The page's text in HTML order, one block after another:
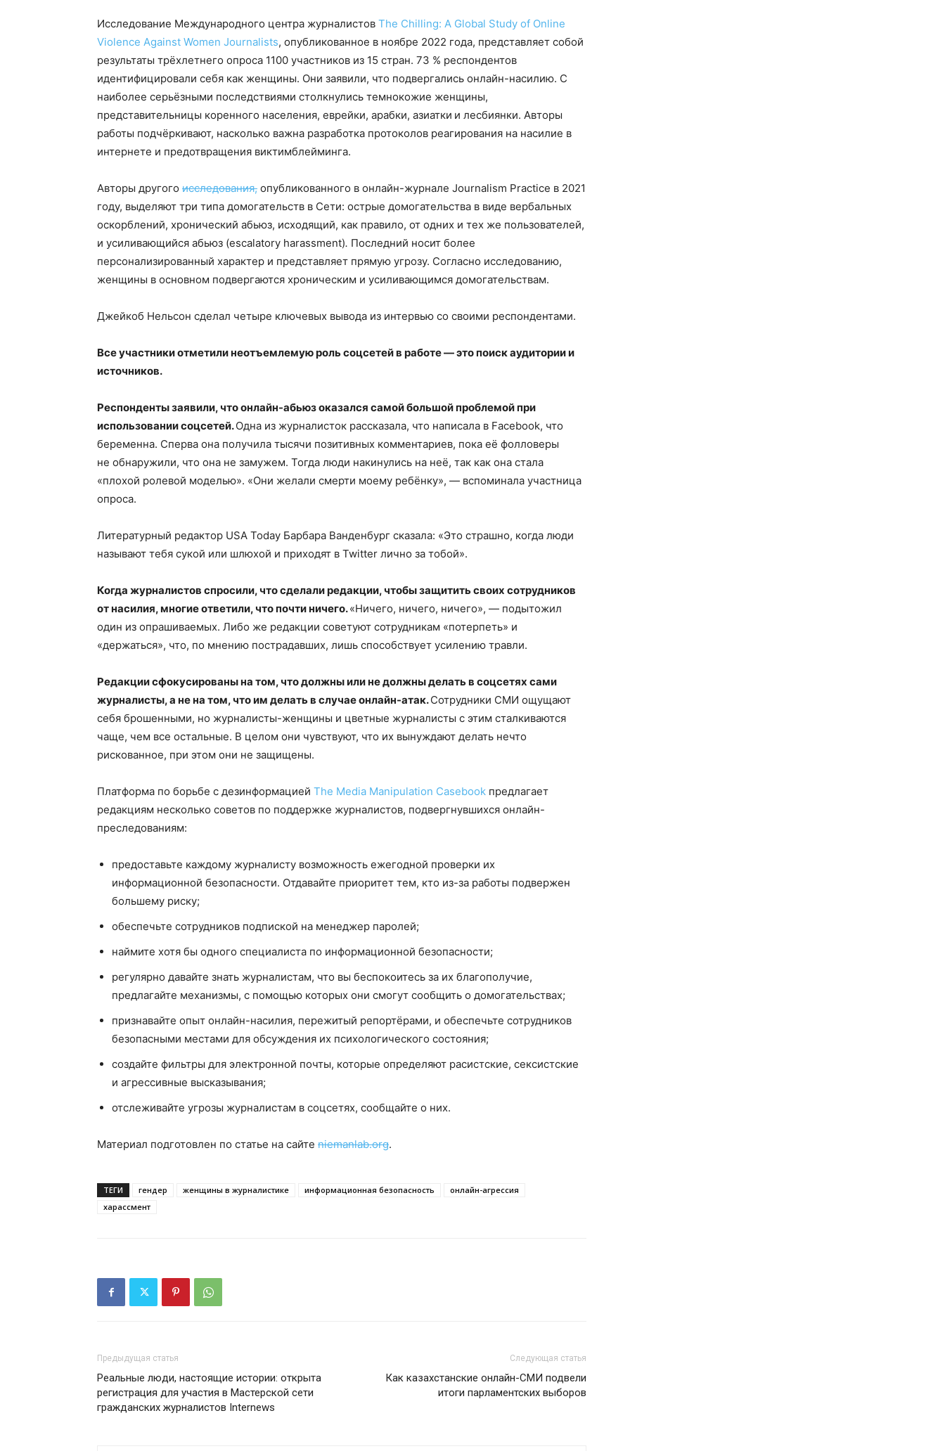
Исследование Международного центра журналистов The Chilling: A Global Study of Online
Violence Against Women Journalists, опубликованное в ноябре 2022 года, представляет собой
результаты трёхлетнего опроса 1100 участников из 15 стран. 73 % респондентов
идентифицировали себя как женщины. Они заявили, что подвергались онлайн-насилию. С
наиболее серьёзными последствиями столкнулись темнокожие женщины,
представительницы коренного населения, еврейки, арабки, азиатки и лесбиянки. Авторы
работы подчёркивают, насколько важна разработка протоколов реагирования на насилие в
интернете и предотвращения виктимблейминга.
Авторы другого исследования, опубликованного в онлайн-журнале Journalism Practice в 2021
году, выделяют три типа домогательств в Сети: острые домогательства в виде вербальных
оскорблений, хронический абьюз, исходящий, как правило, от одних и тех же пользователей,
и усиливающийся абьюз (escalatory harassment). Последний носит более
персонализированный характер и представляет прямую угрозу. Согласно исследованию,
женщины в основном подвергаются хроническим и усиливающимся домогательствам.
Джейкоб Нельсон сделал четыре ключевых вывода из интервью со своими респондентами.
Все участники отметили неотъемлемую роль соцсетей в работе — это поиск аудитории и
источников.
Респонденты заявили, что онлайн-абьюз оказался самой большой проблемой при
использовании соцсетей.Одна из журналисток рассказала, что написала в Facebook, что
беременна. Сперва она получила тысячи позитивных комментариев, пока её фолловеры
не обнаружили, что она не замужем. Тогда люди накинулись на неё, так как она стала
«плохой ролевой моделью». «Они желали смерти моему ребёнку», — вспоминала участница
опроса.
Литературный редактор USA Today Барбара Ванденбург сказала: «Это страшно, когда люди
называют тебя сукой или шлюхой и приходят в Twitter лично за тобой».
Когда журналистов спросили, что сделали редакции, чтобы защитить своих сотрудников
от насилия, многие ответили, что почти ничего.«Ничего, ничего, ничего», — подытожил
один из опрашиваемых. Либо же редакции советуют сотрудникам «потерпеть» и
«держаться», что, по мнению пострадавших, лишь способствует усилению травли.
Редакции сфокусированы на том, что должны или не должны делать в соцсетях сами
журналисты, а не на том, что им делать в случае онлайн-атак.Сотрудники СМИ ощущают
себя брошенными, но журналисты-женщины и цветные журналисты с этим сталкиваются
чаще, чем все остальные. В целом они чувствуют, что их вынуждают делать нечто
рискованное, при этом они не защищены.
Платформа по борьбе с дезинформацией The Media Manipulation Casebook предлагает
редакциям несколько советов по поддержке журналистов, подвергнувшихся онлайн-
преследованиям:
предоставьте каждому журналисту возможность ежегодной проверки их
информационной безопасности. Отдавайте приоритет тем, кто из-за работы подвержен
большему риску;
обеспечьте сотрудников подпиской на менеджер паролей;
наймите хотя бы одного специалиста по информационной безопасности;
регулярно давайте знать журналистам, что вы беспокоитесь за их благополучие,
предлагайте механизмы, с помощью которых они смогут сообщить о домогательствах;
признавайте опыт онлайн-насилия, пережитый репортёрами, и обеспечьте сотрудников
безопасными местами для обсуждения их психологического состояния;
создайте фильтры для электронной почты, которые определяют расистские, сексистские
и агрессивные высказывания;
отслеживайте угрозы журналистам в соцсетях, сообщайте о них.
Материал подготовлен по статье на сайте niemanlab.org.
ТЕГИ гендер женщины в журналистике информационная безопасность
онлайн-агрессия
харассмент
Предыдущая статья
Реальные люди, настоящие истории: открыта
регистрация для участия в Мастерской сети
гражданских журналистов Internews
Следующая статья
Как казахстанские онлайн-СМИ подвели
итоги парламентских выборов